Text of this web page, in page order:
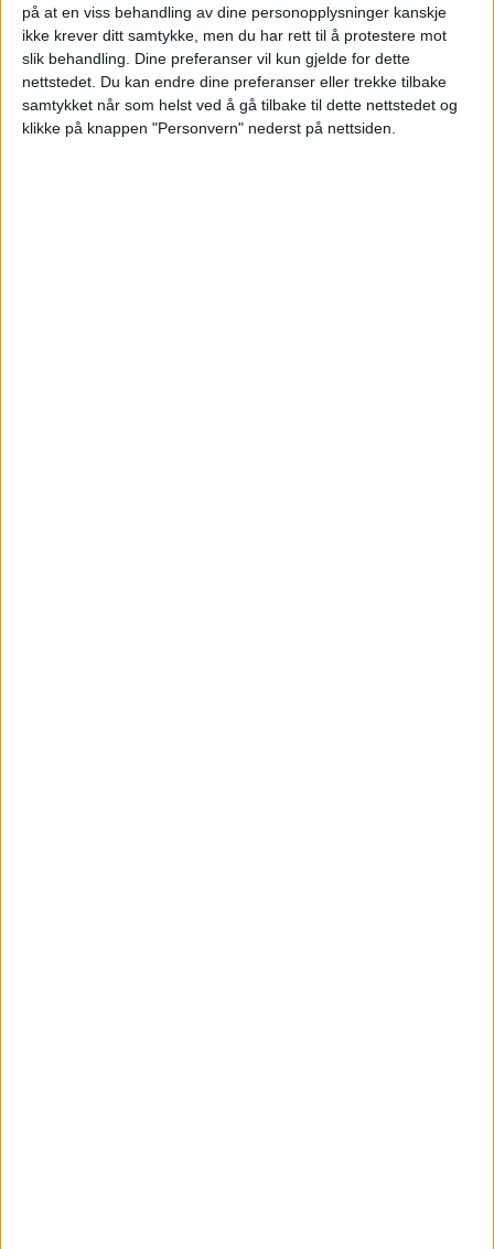
på at en viss behandling av dine personopplysninger kanskje
ikke krever ditt samtykke, men du har rett til å protestere mot
slik behandling. Dine preferanser vil kun gjelde for dette
nettstedet. Du kan endre dine preferanser eller trekke tilbake
samtykket når som helst ved å gå tilbake til dette nettstedet og
klikke på knappen "Personvern" nederst på nettsiden.